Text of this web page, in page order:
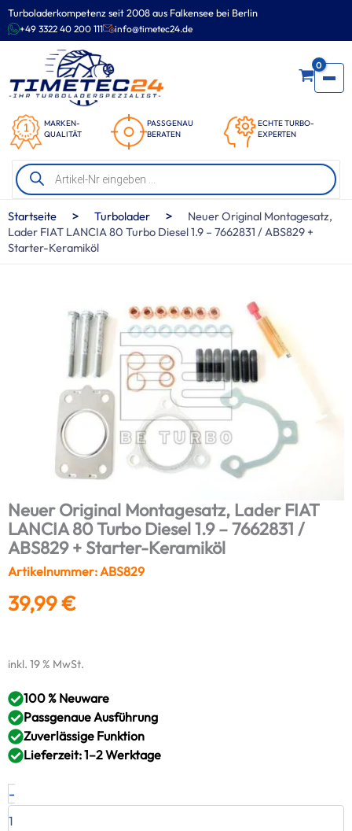
Turboladerkompetenz seit 2008 aus Falkensee bei Berlin
+49 3322 40 200 111 info@timetec24.de
MARKEN-
QUALITÄT
PASSGENAU
BERATEN
ECHTE TURBO-
EXPERTEN
0
Products
search
Zum
Inhalt
springen
Startseite > Turbolader >
Neuer Original Montagesatz,
Lader FIAT LANCIA 80 Turbo Diesel 1.9 – 7662831 / ABS829 +
Starter-Keramiköl
Neuer Original Montagesatz, Lader FIAT
LANCIA 80 Turbo Diesel 1.9 – 7662831 /
ABS829 + Starter-Keramiköl
Artikelnummer: ABS829
39,99€
inkl. 19 % MwSt.
100 % Neuware
Passgenaue Ausführung
Zuverlässige Funktion
Lieferzeit: 1–2 Werktage
-
Neuer
Original